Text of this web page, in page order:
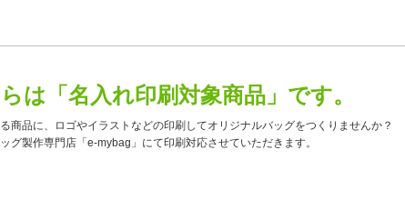
は「名入れ印刷対象商品」です。
商品に、ロゴやイラストなどの印刷してオリジナルバッグをつくりませんか？
グ製作専門店「e-mybag」にて印刷対応させていただきます。